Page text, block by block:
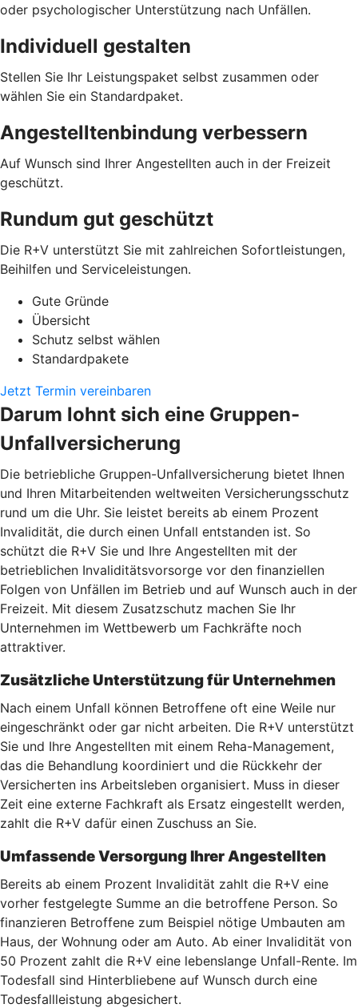
oder psychologischer Unterstützung nach Unfällen.
Individuell gestalten
Stellen Sie Ihr Leistungspaket selbst zusammen oder
wählen Sie ein Standardpaket.
Angestelltenbindung verbessern
Auf Wunsch sind Ihrer Angestellten auch in der Freizeit
geschützt.
Rundum gut geschützt
Die R+V unterstützt Sie mit zahlreichen Sofortleistungen,
Beihilfen und Serviceleistungen.
Gute Gründe
Übersicht
Schutz selbst wählen
Standardpakete
Jetzt Termin vereinbaren
Darum lohnt sich eine Gruppen-
Unfallversicherung
Die betriebliche Gruppen-Unfallversicherung bietet Ihnen
und Ihren Mitarbeitenden weltweiten Versicherungsschutz
rund um die Uhr. Sie leistet bereits ab einem Prozent
Invalidität, die durch einen Unfall entstanden ist. So
schützt die R+V Sie und Ihre Angestellten mit der
betrieblichen Invaliditätsvorsorge vor den finanziellen
Folgen von Unfällen im Betrieb und auf Wunsch auch in der
Freizeit. Mit diesem Zusatzschutz machen Sie Ihr
Unternehmen im Wettbewerb um Fachkräfte noch
attraktiver.
Zusätzliche Unterstützung für Unternehmen
Nach einem Unfall können Betroffene oft eine Weile nur
eingeschränkt oder gar nicht arbeiten. Die R+V unterstützt
Sie und Ihre Angestellten mit einem Reha-Management,
das die Behandlung koordiniert und die Rückkehr der
Versicherten ins Arbeitsleben organisiert. Muss in dieser
Zeit eine externe Fachkraft als Ersatz eingestellt werden,
zahlt die R+V dafür einen Zuschuss an Sie.
Umfassende Versorgung Ihrer Angestellten
Bereits ab einem Prozent Invalidität zahlt die R+V eine
vorher festgelegte Summe an die betroffene Person. So
finanzieren Betroffene zum Beispiel nötige Umbauten am
Haus, der Wohnung oder am Auto. Ab einer Invalidität von
50 Prozent zahlt die R+V eine lebenslange Unfall-Rente. Im
Todesfall sind Hinterbliebene auf Wunsch durch eine
Todesfallleistung abgesichert.